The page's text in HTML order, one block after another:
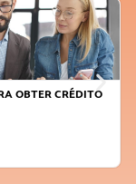
OBTER CRÉDITO